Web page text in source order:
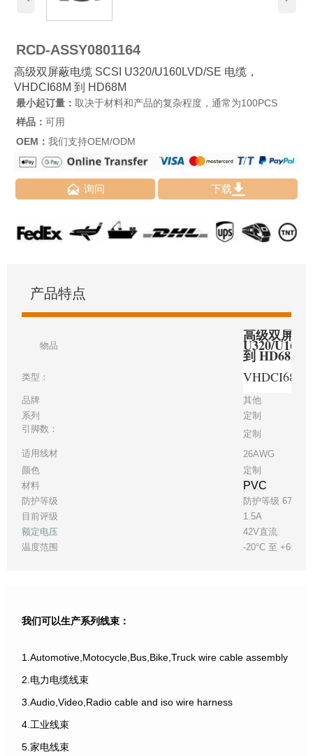
RCD-ASSY0801164
高级双屏蔽电缆 SCSI U320/U160LVD/SE 电缆，
VHDCI68M 到 HD68M
最小起订量： 取决于材料和产品的复杂程度，通常为100PCS
样品： 可用
OEM： 我们支持OEM/ODM
 询问 下载
产品特点
物品
高级双屏蔽
U320/
到 HD68M
类型： VHDCI68M
品牌
其他
系列
定制
引脚数：
定制
适用线材
26AWG
颜色
定制
材料
PVC
防护等级
防护等级 67
目前评级
1.5A
额定电压
42V直流
温度范围
-20°C 至 +60°C
我们可以生产系列线束：
1.Automotive,Motocycle,Bus,Bike,Truck wire cable assembly
2.电力电缆线束
3.Audio,Video,Radio cable and iso wire harness
4.工业线束
5.家电线束